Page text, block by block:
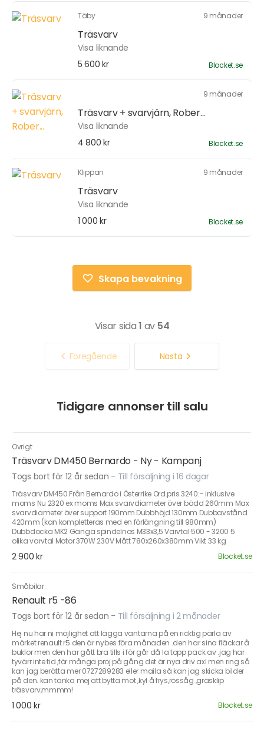
Täby 9 månader
Träsvarv
Visa liknande
5 600 kr
Blocket.se
9 månader
Träsvarv + svarvjärn, Rober...
Visa liknande
4 800 kr
Blocket.se
Klippan 9 månader
Träsvarv
Visa liknande
1 000 kr
Blocket.se
Skapa bevakning
Visar sida1 av 54
Föregående Nästa
Tidigare annonser till salu
Övrigt
Träsvarv DM450 Bernardo - Ny - Kampanj
Togs bort för 12 år sedan - Till försäljning i 16 dagar
Träsvarv DM450 Från Bernardo i Österrike Ord.pris 3240:- inklusive
moms Nu 2320 ex moms Max svarvdiameter över bädd 260mm Max
svarvdiameter över support 190mm Dubbhöjd 130mm Dubbavstånd
420mm (kan kompletteras med en förlängning till 980mm)
Dubbdocka MK2 Gänga spindelnos M33x3,5 Varvtal 500 - 3200 5
olika varvtal Motor 370W 230V Mått 780x260x380mm Vikt 33 kg
2 900 kr Blocket.se
Småbilar
Renault r5 -86
Togs bort för 12 år sedan - Till försäljning i 2 månader
Hej nu har ni möjlighet att lägga vantarna på en ricktig pärla av
märket renault r5 den är nybes föra månaden .den har sina fläckar å
buklor men den har gått bra tills i för går då la topp pack av .jag har
tyvärr inte tid ,för många proj på gång det är nya driv axl men ring så
kan jag berätta mer 0727289283 eller maila så kan jag skicka bilder
på den. kan tänka mej att bytta mot ,kyl å frys,rössåg ,gräsklip
träsvarv,mmmm!
1 000 kr Blocket.se